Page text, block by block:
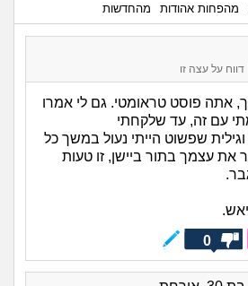
מהפחות אהודות מהחדשות
דווח על עצה זו
אתה פוסט טראומטי. גם לי אמרו
עם זה, עד שלקחתי
שפשוט הייתי נעול במשך כל
את עצמך בתור ביישן, זו טעות
0